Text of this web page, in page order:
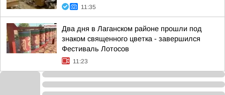
11:35
Два дня в Лаганском районе прошли под
знаком священного цветка - завершился
Фестиваль Лотосов
11:23